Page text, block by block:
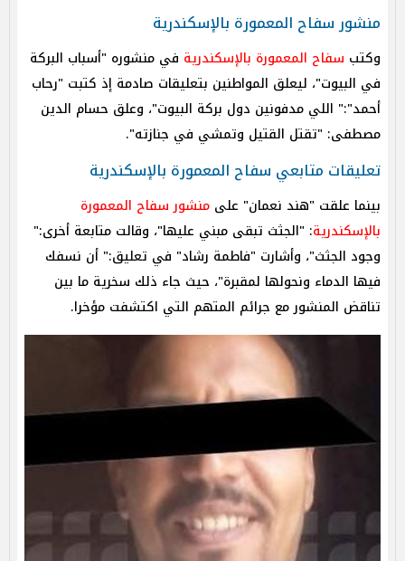
منشور سفاح المعمورة بالإسكندرية
وكتب سفاح المعمورة بالإسكندرية في منشوره "أسباب البركة
في البيوت"، ليعلق المواطنين بتعليقات صادمة إذ كتبت "رحاب
أحمد":" اللي مدفونين دول بركة البيوت"، وعلق حسام الدين
مصطفى: "تقتل القتيل وتمشي في جنازته".
تعليقات متابعي سفاح المعمورة بالإسكندرية
بينما علقت "هند نعمان" على منشور سفاح المعمورة
بالإسكندرية: "الجثث تبقى مبني عليها"، وقالت متابعة أخرى:"
وجود الجثث"، وأشارت "فاطمة رشاد" في تعليق:" أن نسفك
فيها الدماء ونحولها لمقبرة"، حيث جاء ذلك سخرية ما بين
تناقض المنشور مع جرائم المتهم التي اكتشفت مؤخرا.